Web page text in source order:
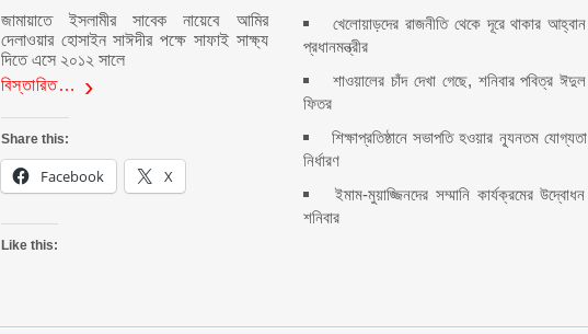
জামায়াতে ইসলামীর সাবেক নায়েবে আমির
দেলাওয়ার হোসাইন সাঈদীর পক্ষে সাফাই সাক্ষ্য
দিতে এসে ২০১২ সালে
বিস্তারিত…
Share this:
Facebook X
Like this:
খেলোয়াড়দের রাজনীতি থেকে দূরে থাকার আহ্বান
প্রধানমন্ত্রীর
শাওয়ালের চাঁদ দেখা গেছে, শনিবার পবিত্র ঈদুল
ফিতর
শিক্ষাপ্রতিষ্ঠানে সভাপতি হওয়ার ন্যূনতম যোগ্যতা
নির্ধারণ
ইমাম-মুয়াজ্জিনদের সম্মানি কার্যক্রমের উদ্বোধন
শনিবার